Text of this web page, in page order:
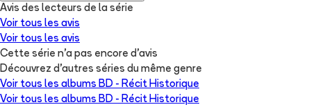
Avis des lecteurs de la série
Voir tous les avis
Voir tous les avis
Cette série n'a pas encore d'avis
Découvrez d'autres séries du même genre
Voir tous les albums BD - Récit Historique
Voir tous les albums BD - Récit Historique